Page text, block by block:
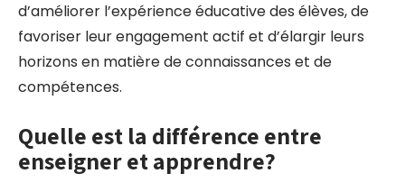
d’améliorer l’expérience éducative des élèves, de
favoriser leur engagement actif et d’élargir leurs
horizons en matière de connaissances et de
compétences.
Quelle est la différence entre
enseigner et apprendre?